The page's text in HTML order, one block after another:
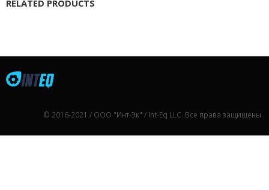
RELATED PRODUCTS
© 2016-2021 / ООО "Инт-Эк" / Int-Eq LLC. Все права защищены.